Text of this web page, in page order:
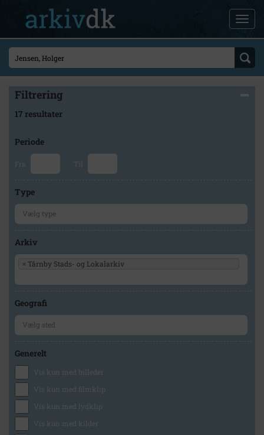
Filtrering
17 resultater
Periode
Fra Til
Type
Arkiv
× Tårnby Stads- og Lokalarkiv
Geografi
Generelt
Vis kun med billeder
Vis kun med filmklip
Vis kun med lydklip
Vis kun med kilder